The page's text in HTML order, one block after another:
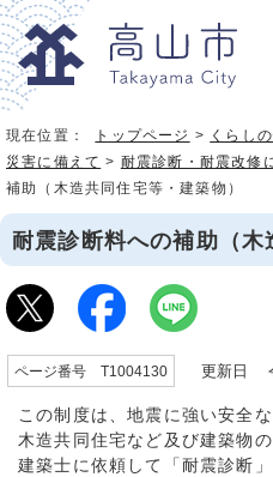
現在位置： トップページ > くらし
災害に備えて > 耐震診断・耐震改修
補助（木造共同住宅等・建築物）
耐震診断料への補助（木
ページ番号 T1004130 更新日 令
この制度は、地震に強い安全
木造共同住宅など及び建築物
建築士に依頼して「耐震診断